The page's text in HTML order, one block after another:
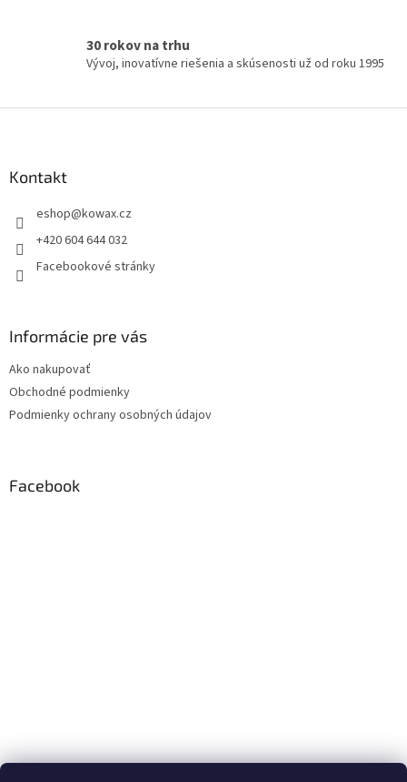
u
30 rokov na trhu
Vývoj, inovatívne riešenia a skúsenosti už od roku 1995
Kontakt
eshop@kowax.cz
+420 604 644 032
Facebookové stránky
Informácie pre vás
Ako nakupovať
Obchodné podmienky
Podmienky ochrany osobných údajov
Facebook